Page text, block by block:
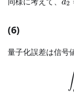
2
(6)
量子化誤差は信号
∫